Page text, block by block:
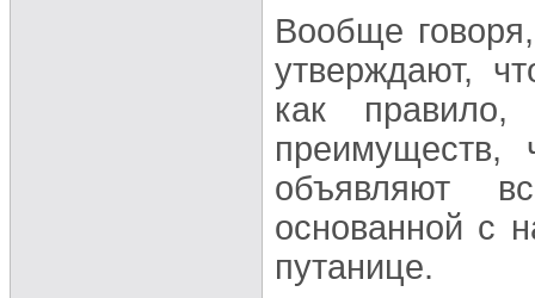
Вообще
утверждают,
как
преимуществ,
объявляют
основанной с
путанице.